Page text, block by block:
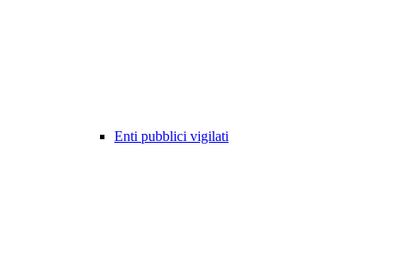
Enti pubblici vigilati